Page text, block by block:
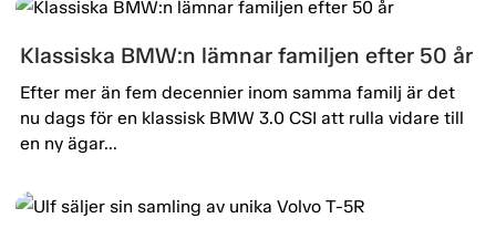
Klassiska BMW:n lämnar familjen efter 50 år
Efter mer än fem decennier inom samma familj är det
nu dags för en klassisk BMW 3.0 CSI att rulla vidare till
en ny ägar...